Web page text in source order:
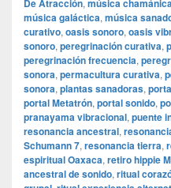
De Atracción, música
música galáctica, música
curativo, oasis sonoro, oasis
sonoro, peregrinación curativa,
peregrinación frecuencia,
sonora, permacultura curativa,
sonora, plantas sanadoras,
portal Metatrón, portal sonido,
pranayama vibracional, puente
resonancia ancestral,
Schumann 7, resonancia tierra,
espiritual Oaxaca, retiro hippie
ancestral de sonido, ritual